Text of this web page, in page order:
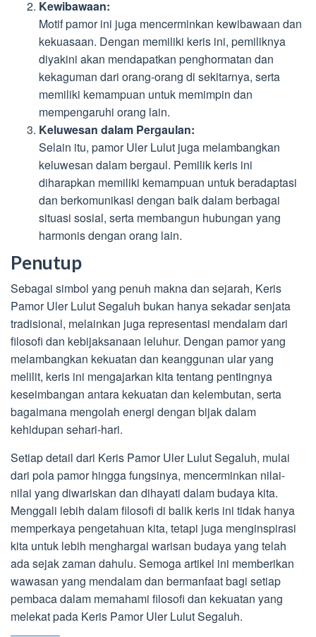
Kewibawaan:
Motif pamor ini juga mencerminkan kewibawaan dan
kekuasaan. Dengan memiliki keris ini, pemiliknya
diyakini akan mendapatkan penghormatan dan
kekaguman dari orang-orang di sekitarnya, serta
memiliki kemampuan untuk memimpin dan
mempengaruhi orang lain.
Keluwesan dalam Pergaulan:
Selain itu, pamor Uler Lulut juga melambangkan
keluwesan dalam bergaul. Pemilik keris ini
diharapkan memiliki kemampuan untuk beradaptasi
dan berkomunikasi dengan baik dalam berbagai
situasi sosial, serta membangun hubungan yang
harmonis dengan orang lain.
Penutup
Sebagai simbol yang penuh makna dan sejarah, Keris
Pamor Uler Lulut Segaluh bukan hanya sekadar senjata
tradisional, melainkan juga representasi mendalam dari
filosofi dan kebijaksanaan leluhur. Dengan pamor yang
melambangkan kekuatan dan keanggunan ular yang
melilit, keris ini mengajarkan kita tentang pentingnya
keseimbangan antara kekuatan dan kelembutan, serta
bagaimana mengolah energi dengan bijak dalam
kehidupan sehari-hari.
Setiap detail dari Keris Pamor Uler Lulut Segaluh, mulai
dari pola pamor hingga fungsinya, mencerminkan nilai-
nilai yang diwariskan dan dihayati dalam budaya kita.
Menggali lebih dalam filosofi di balik keris ini tidak hanya
memperkaya pengetahuan kita, tetapi juga menginspirasi
kita untuk lebih menghargai warisan budaya yang telah
ada sejak zaman dahulu. Semoga artikel ini memberikan
wawasan yang mendalam dan bermanfaat bagi setiap
pembaca dalam memahami filosofi dan kekuatan yang
melekat pada Keris Pamor Uler Lulut Segaluh.